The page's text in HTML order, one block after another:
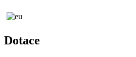
Dotace